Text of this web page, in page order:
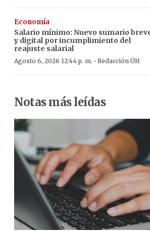
Economía
Salario mínimo: Nuevo sumario
y digital por incumplimiento del
reajuste salarial
Agosto 6, 2026 12:44 p. m. · Redacción ÚH
Notas más leídas